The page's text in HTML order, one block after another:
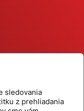
sledovania
z prehliadania